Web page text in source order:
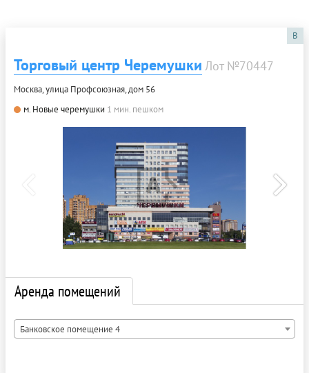
B
Торговый центр Черемушки Лот №70447
Москва, улица Профсоюзная, дом 56
м. Новые черемушки 1 мин. пешком
Аренда помещений
Банковское помещение 4